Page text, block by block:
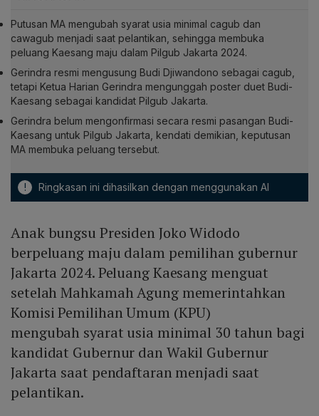
Putusan MA mengubah syarat usia minimal cagub dan
cawagub menjadi saat pelantikan, sehingga membuka
peluang Kaesang maju dalam Pilgub Jakarta 2024.
Gerindra resmi mengusung Budi Djiwandono sebagai cagub,
tetapi Ketua Harian Gerindra mengunggah poster duet Budi-
Kaesang sebagai kandidat Pilgub Jakarta.
Gerindra belum mengonfirmasi secara resmi pasangan Budi-
Kaesang untuk Pilgub Jakarta, kendati demikian, keputusan
MA membuka peluang tersebut.
! Ringkasan ini dihasilkan dengan menggunakan AI
Anak bungsu Presiden Joko Widodo
berpeluang maju dalam pemilihan gubernur
Jakarta 2024. Peluang Kaesang menguat
setelah Mahkamah Agung memerintahkan
Komisi Pemilihan Umum (KPU)
mengubah syarat usia minimal 30 tahun bagi
kandidat Gubernur dan Wakil Gubernur
Jakarta saat pendaftaran menjadi saat
pelantikan.